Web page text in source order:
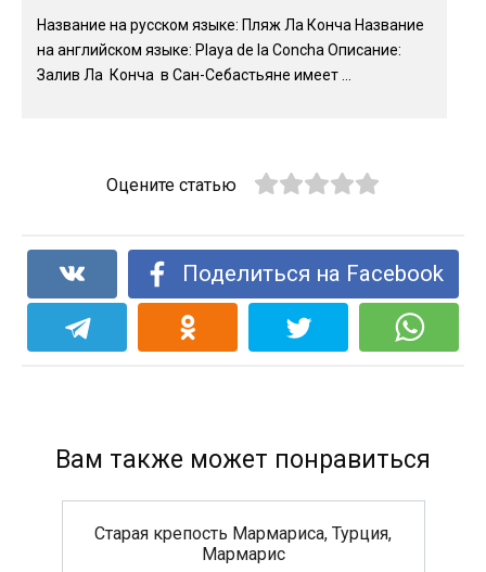
Название на русском языке: Пляж Ла Конча Название
на английском языке: Playa de la Concha Описание:
Залив Ла Конча в Сан-Себастьяне имеет ...
Оцените статью
Поделиться на Facebook
Вам также может понравиться
Старая крепость Мармариса, Турция,
Мармарис